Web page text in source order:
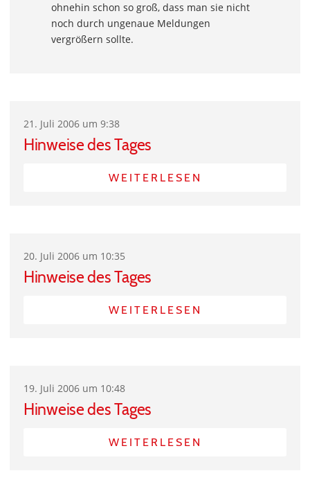
ohnehin schon so groß, dass man sie nicht
noch durch ungenaue Meldungen
vergrößern sollte.
21. Juli 2006 um 9:38
Hinweise des Tages
WEITERLESEN
20. Juli 2006 um 10:35
Hinweise des Tages
WEITERLESEN
19. Juli 2006 um 10:48
Hinweise des Tages
WEITERLESEN